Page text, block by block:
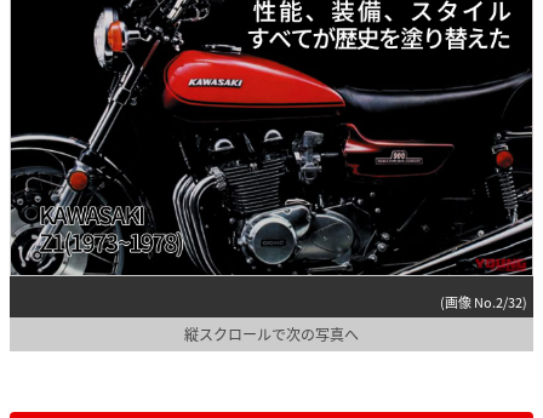
(画像 No.2/32)
縦スクロールで次の写真へ